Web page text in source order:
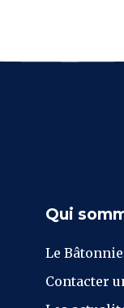
Qui
Le
Contacter